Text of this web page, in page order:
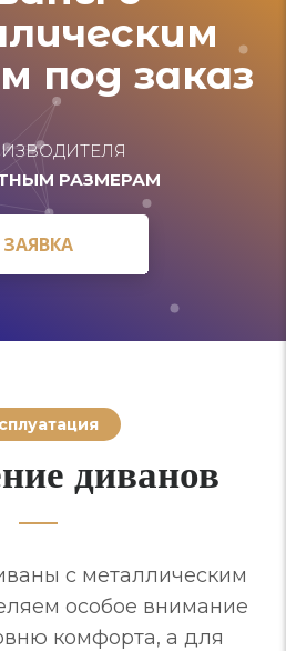
под заказ
РАЗМЕРАМ
ЗАЯВКА
ЗАЯВКА
диванов
с металлическим
особое внимание
комфорта, а для